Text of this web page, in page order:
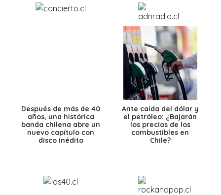
Después de más de 40
años, una histórica
banda chilena abre un
nuevo capítulo con
disco inédito
Ante caída del dólar y
el petróleo: ¿Bajarán
los precios de los
combustibles en
Chile?